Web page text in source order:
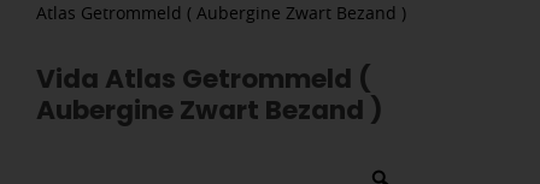
Atlas Getrommeld ( Aubergine Zwart Bezand )
Vida Atlas Getrommeld (
Aubergine Zwart Bezand )